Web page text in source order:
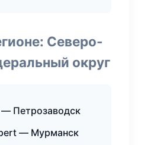
Северо-
округ
— Петрозаводск
— Мурманск